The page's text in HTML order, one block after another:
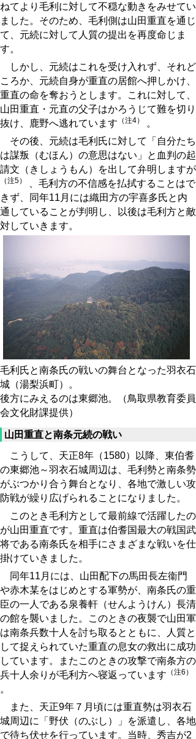
ねてより毛利に対して不穏な動きをみせてい
ました。そのため、毛利側は山田重直を通じ
て、元続に対して人質の提出を再度命じま
す。
しかし、元続はこれを受け入れず、それど
ころか、元続自身が重直の居館へ押しかけ、
重直の命を奪おうとします。これに対して、
山田重直・元直の父子はかろうじて難を切り
抜け、鹿野へ逃れています （注4）
。
その後、元続は毛利氏に対して「自分たち
は謀叛（むほん）の意思はない」と血判の起
請文（きしょうもん）を出して弁明しますが
（注5）
、毛利方の不信感を払拭することはで
きず、同年11月には織田方の宇喜多氏と内
通していることが判明し、以後は毛利方と敵
対していきます。
毛利氏と南条氏の戦いの舞台となった羽衣石
城（湯梨浜町）。
後方にみえるのは東郷池。（鳥取県教育委員
会文化財課提供）
山田重直と南条元続の戦い
こうして、天正8年（1580）以降、東伯耆
の東郷池～羽衣石城周辺は、毛利勢と南条勢
がぶつかり合う舞台となり、各地で激しい攻
防戦が繰り広げられることになりました。
このとき毛利方として最前線で活躍したの
が山田重直です。重直は伯耆国最大の戦国武
将である南条氏を相手にさまざまな戦いを仕
掛けていきました。
同年11月には、山田配下の馬田長左衞門
や赤木某をはじめとする軍勢が、南条氏の重
臣の一人である泉養軒（せんようけん）長清
の館を襲いました。このときの夜襲で山田軍
は南条兵数十人を討ち取るとともに、人質と
して捉えられていた重直の息女の救出に成功
しています。またこのときの攻撃で南条方の
兵十人余りが毛利方へ寝返っています （注6）
。
また、天正9年７月頃には重直勢は羽衣石
城周辺に「野伏（のぶし）」を派遣し、各地
で待ち伏せを行っています。当時、秀吉が2